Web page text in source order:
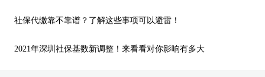
社保代缴靠不靠谱？了解这些事项可以避雷！
2021年深圳社保基数新调整！来看看对你影响有多大